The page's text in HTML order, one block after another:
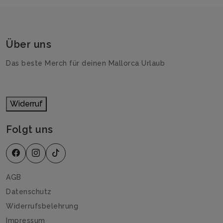
Über uns
Das beste Merch für deinen Mallorca Urlaub
Widerruf
Folgt uns
AGB
Datenschutz
Widerrufsbelehrung
Impressum